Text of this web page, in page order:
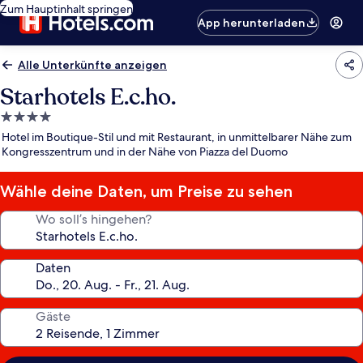
Zum Hauptinhalt springen
App herunterladen
Alle Unterkünfte anzeigen
Starhotels E.c.ho.
4.0-
Sterne-
Unterkunft
Hotel im Boutique-Stil und mit Restaurant, in unmittelbarer Nähe zum
Kongresszentrum und in der Nähe von Piazza del Duomo
Wähle deine Daten, um Preise zu sehen
Wo soll’s hingehen?
Daten
Gäste